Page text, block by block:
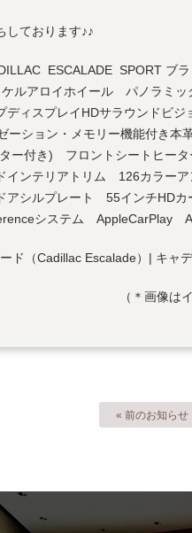
しております♪♪
ESCALADE SPORT
ケルアロイホイール パノラミ
ィスプレイHDサラウンドビ
ション・メモリー機能付き本
ー付き) フロントシートヒー
インテリアトリム 126カラー
シルプレート 55インチHDカ
システム AppleCarPlay
（＊画像は
« 前のお知らせ